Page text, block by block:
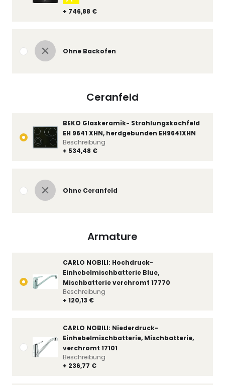
+ 746,88 €
Ohne Backofen
Ceranfeld
BEKO Glaskeramik- Strahlungskochfeld
EH 9641 XHN, herdgebunden EH9641XHN
+ 534,48 €
Beschreibung
Ohne Ceranfeld
Armature
CARLO NOBILI: Hochdruck-
Einhebelmischbatterie Blue,
Mischbatterie verchromt 17770
+ 120,13 €
Beschreibung
CARLO NOBILI: Niederdruck-
Einhebelmischbatterie, Mischbatterie,
verchromt 17101
+ 236,77 €
Beschreibung